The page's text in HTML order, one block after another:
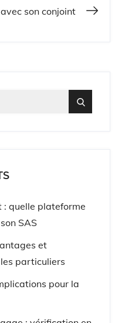
son conjoint
Search
: quelle plateforme
SAS
et
particuliers
pour la